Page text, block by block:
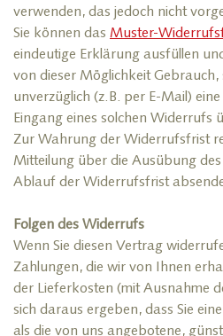
verwenden, das jedoch nicht
Sie können das Muster-
eindeutige Erklärung ausfüllen
von dieser Möglichkeit
unverzüglich (z.B. per E-Mail)
Eingang eines solchen Widerrufs
Zur Wahrung der Widerrufsfrist
Mitteilung über die Ausübung
Ablauf der Widerrufsfrist
Folgen des Widerrufs
Wenn Sie diesen Vertrag
Zahlungen, die wir von Ihnen
der Lieferkosten (mit Ausnahme
sich daraus ergeben, dass Sie
als die von uns angebotene,